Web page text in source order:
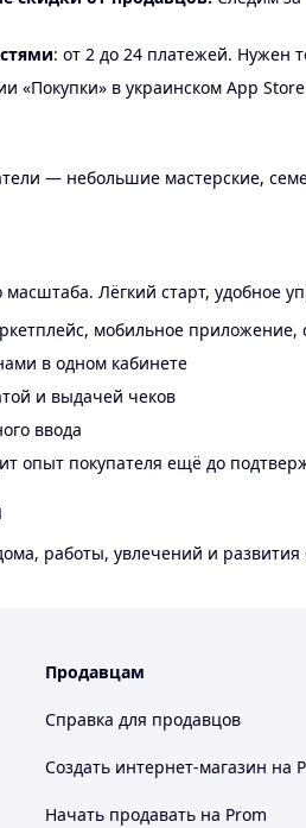
: от 2 до 24 платежей. Нужен
«Покупки» в украинском App
— небольшие мастерские,
Лёгкий старт, удобное
мобильное приложение,
в одном кабинете
и выдачей чеков
ввода
опыт покупателя ещё до
работы, увлечений и
Продавцам
Справка для продавцов
Создать интернет-магазин на
Начать продавать на Prom